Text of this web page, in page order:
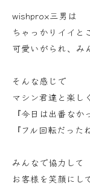
wishpro×三男は
ちゃっかりイイと
可愛いがられ、
そんな感じで
マシン君達と楽しく
『今日は出番な
『フル回転だっ
みんなで協力して
お客様を笑顔にし